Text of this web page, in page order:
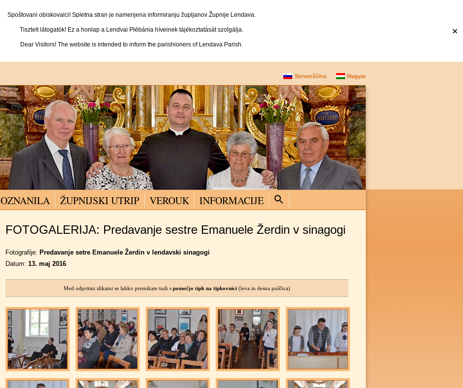
Spoštovani obiskovalci! Spletna stran je namenjena informiranju župljanov Župnije Lendava.
Tisztelt látogatók! Ez a honlap a Lendvai Plébánia híveinek tájékoztatását szolgálja.
Dear Visitors! The website is intended to inform the parishioners of Lendava Parish.
✕
Slovenščina Magyar
OZNANILA ŽUPNIJSKI UTRIP VEROUK INFORMACIJE
FOTOGALERIJA: Predavanje sestre Emanuele Žerdin v sinagogi
Fotografije: Predavanje setre Emanuele Žerdin v lendavski sinagogi
Datum: 13. maj 2016
Med odprtimi slikami se lahko premikate tudi s pomočjo tipk na tipkovnici (leva in desna puščica)